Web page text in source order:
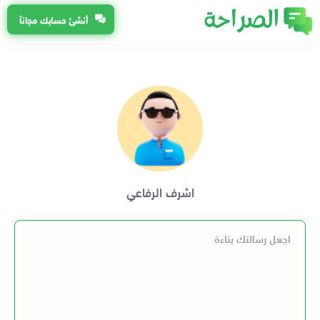
أنشئ حسابك مجاناً
اشرف الرفاعي